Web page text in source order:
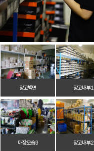
창고벽면 창고 내부 1
매장 모습 3 창고 내부 2